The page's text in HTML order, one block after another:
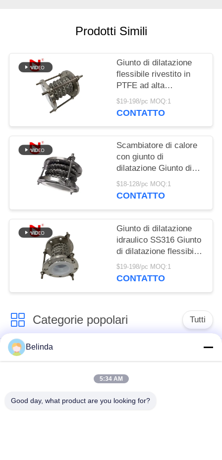
DEL
SITO
POLITICA
PRIVACY
Prodotti Simili
Giunto di dilatazione
flessibile rivestito in
PTFE ad alta
resistenza SS316 con
flangia a soffietto
$19-198/pc MOQ:1
CONTATTO
Scambiatore di calore
con giunto di
dilatazione Giunto di
dilatazione flessibile
rivestito in PTFE ad
$18-128/pc MOQ:1
CONTATTO
Giunto di dilatazione
idraulico SS316 Giunto
di dilatazione flessibile
rivestito in PTFE ad
alta resistenza
$19-198/pc MOQ:1
CONTATTO
Categorie popolari Tutti
Giunto di dilatazione
di gomma della
Giunto di dilatazione
Giunto di dilatazione
Belinda
5:34 AM
Good day, what product are you looking for?